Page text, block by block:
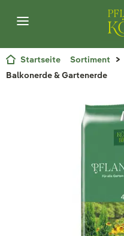
Startseite Sortiment
Balkonerde & Gartenerde